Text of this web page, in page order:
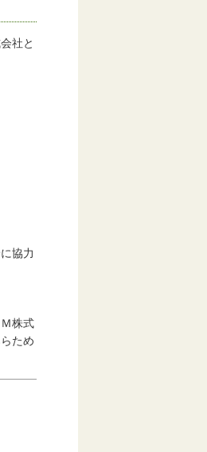
刷する
社と
協力
株式
ため